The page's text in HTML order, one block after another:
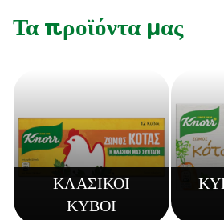
Τα προϊόντα μας
ΚΛΑΣΙΚΟΙ
ΚΥΒΟΙ